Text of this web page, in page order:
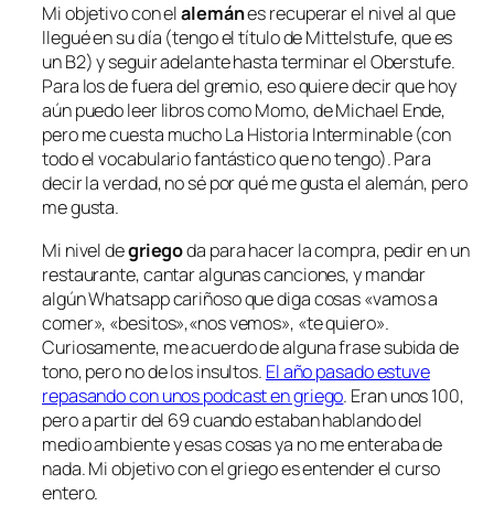
Mi objetivo con elalemánes recuperar el nivel al que
llegué en su día (tengo el título de Mittelstufe, que es
un B2) y seguir adelante hasta terminar el Oberstufe.
Para los de fuera del gremio, eso quiere decir que hoy
aún puedo leer libros comoMomo, de Michael Ende,
pero me cuesta muchoLa Historia Interminable(con
todo el vocabulario fantástico que no tengo). Para
decir la verdad, no sé por qué me gusta el alemán, pero
me gusta.
Mi nivel degriegoda para hacer la compra, pedir en un
restaurante, cantar algunas canciones, y mandar
algún Whatsapp cariñoso que diga cosas «vamos a
comer», «besitos»,«nos vemos», «te quiero».
Curiosamente, me acuerdo de alguna frase subida de
tono, pero no de los insultos. El año pasado estuve
repasando con unos podcast en griego. Eran unos 100,
pero a partir del 69 cuando estaban hablando del
medio ambiente y esas cosas ya no me enteraba de
nada. Mi objetivo con el griego es entender el curso
entero.